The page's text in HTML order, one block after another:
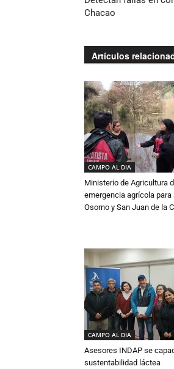
Chacao
Artículos
CAMPO AL DIA
Ministerio de Agricultura
emergencia agrícola para
Osorno y San Juan de la
CAMPO AL DIA
Asesores INDAP se
sustentabilidad láctea